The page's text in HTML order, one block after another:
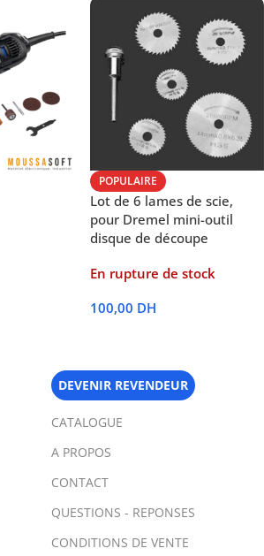
POPULAIRE
Lot de 6 lames de scie,
pour Dremel mini-outil
disque de découpe
En rupture de stock
100,00 DH
DEVENIR REVENDEUR
CATALOGUE
A PROPOS
CONTACT
QUESTIONS - REPONSES
CONDITIONS DE VENTE